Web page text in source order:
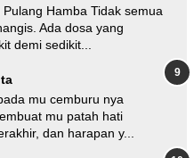
Hamba Tidak semua
Ada dosa yang
demi sedikit...
mu cemburu nya
mu patah hati
dan harapan y...